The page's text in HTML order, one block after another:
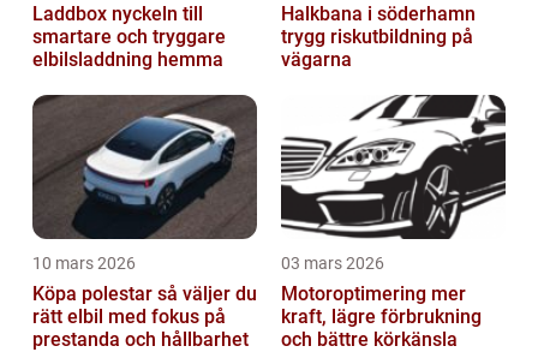
Laddbox nyckeln till
smartare och tryggare
elbilsladdning hemma
Halkbana i söderhamn
trygg riskutbildning på
vägarna
10 mars 2026
Köpa polestar så väljer du
rätt elbil med fokus på
prestanda och hållbarhet
03 mars 2026
Motoroptimering mer
kraft, lägre förbrukning
och bättre körkänsla